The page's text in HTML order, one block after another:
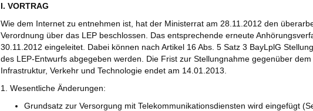
I. VORTRAG
Wie dem Internet zu entnehmen ist, hat der Ministerrat am 28.11.2012 den
Verordnung über das LEP beschlossen. Das entsprechende erneute
30.11.2012 eingeleitet. Dabei können nach Artikel 16 Abs. 5 Satz 3 BayLplG
des LEP-Entwurfs abgegeben werden. Die Frist zur Stellungnahme gegenüber
Infrastruktur, Verkehr und Technologie endet am 14.01.2013.
1. Wesentliche Änderungen:
Grundsatz zur Versorgung mit Telekommunikationsdiensten wird eingefügt